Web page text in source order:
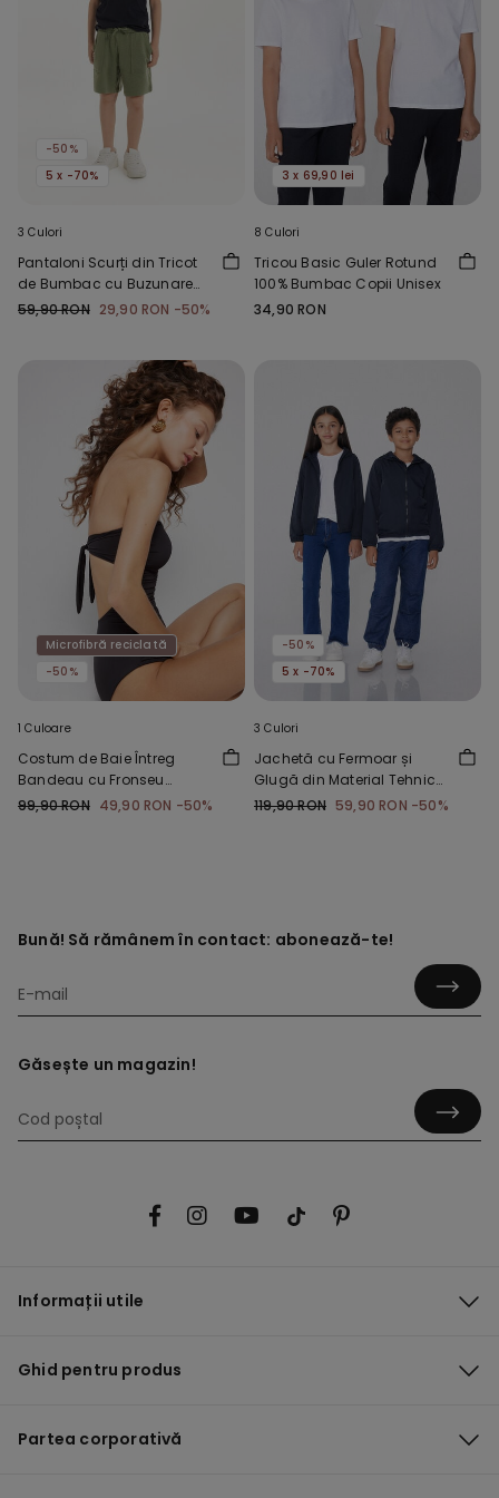
-50%
5 x -70%
3 Culori
Pantaloni Scurți din Tricot
de Bumbac cu Buzunare
Băieți
59,90 RON 29,90 RON -50%
3 x 69,90 lei
8 Culori
Tricou Basic Guler Rotund
100% Bumbac Copii Unisex
34,90 RON
Microfibră reciclată
-50%
1 Culoare
Costum de Baie Întreg
Bandeau cu Fronseu
Microfibră Reciclată
99,90 RON 49,90 RON -50%
-50%
5 x -70%
3 Culori
Jachetă cu Fermoar și
Glugă din Material Tehnic
Copii Unisex
119,90 RON 59,90 RON -50%
Bună! Să rămânem în contact: abonează-te!
Găsește un magazin!
Informații utile
Ghid pentru produs
Partea corporativă